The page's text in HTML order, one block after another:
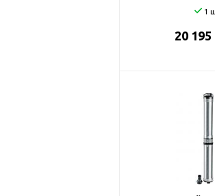
1
20 195